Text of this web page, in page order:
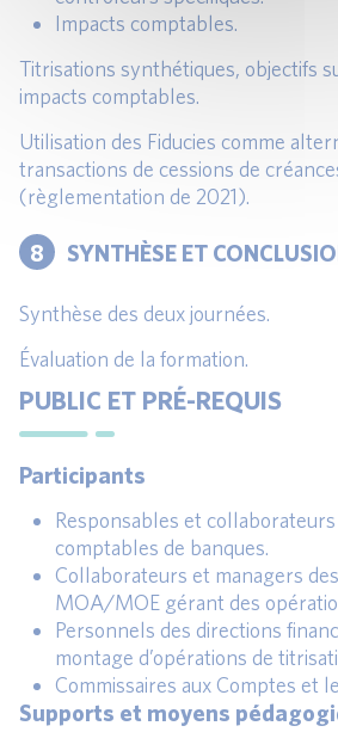
Impacts comptables.
Titrisations synthétiques, objectifs
impacts comptables.
Utilisation des Fiducies comme
transactions de cessions de
(règlementation de 2021).
8 SYNTHÈSE ET
Synthèse des deux journées.
Évaluation de la formation.
PUBLIC ET PRÉ-REQUIS
Participants
Responsables et
comptables de banques.
Collaborateurs et managers
MOA/MOE gérant des
Personnels des directions
montage d’opérations de
Commissaires aux Comptes et
Supports et moyens